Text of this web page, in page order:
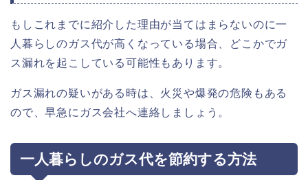
もしこれまでに紹介した理由が当てはまらないのに一
人暮らしのガス代が高くなっている場合、どこかでガ
ス漏れを起こしている可能性もあります。
ガス漏れの疑いがある時は、火災や爆発の危険もある
ので、早急にガス会社へ連絡しましょう。
一人暮らしのガス代を節約する方法